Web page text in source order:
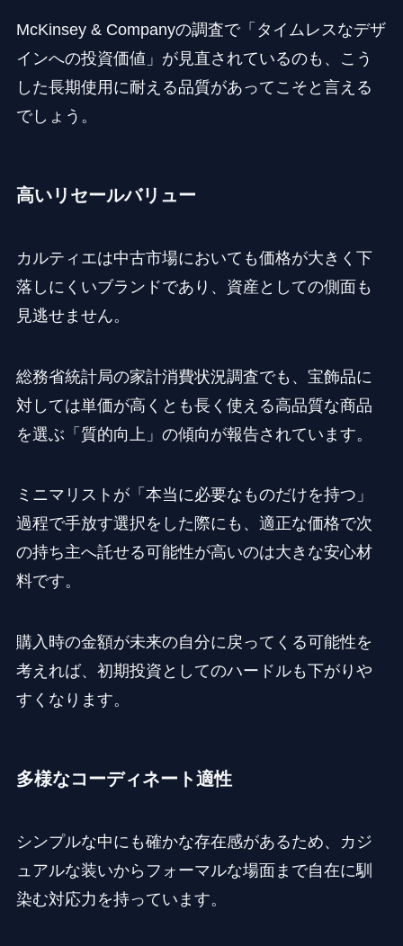
McKinsey & Companyの調査で「タイムレスなデザ
インへの投資価値」が見直されているのも、こう
した長期使用に耐える品質があってこそと言える
でしょう。
高いリセールバリュー
カルティエは中古市場においても価格が大きく下
落しにくいブランドであり、資産としての側面も
見逃せません。
総務省統計局の家計消費状況調査でも、宝飾品に
対しては単価が高くとも長く使える高品質な商品
を選ぶ「質的向上」の傾向が報告されています。
ミニマリストが「本当に必要なものだけを持つ」
過程で手放す選択をした際にも、適正な価格で次
の持ち主へ託せる可能性が高いのは大きな安心材
料です。
購入時の金額が未来の自分に戻ってくる可能性を
考えれば、初期投資としてのハードルも下がりや
すくなります。
多様なコーディネート適性
シンプルな中にも確かな存在感があるため、カジ
ュアルな装いからフォーマルな場面まで自在に馴
染む対応力を持っています。